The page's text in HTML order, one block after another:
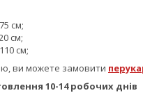
см;
см;
см;
ви можете замовити
10-14 робочих днів